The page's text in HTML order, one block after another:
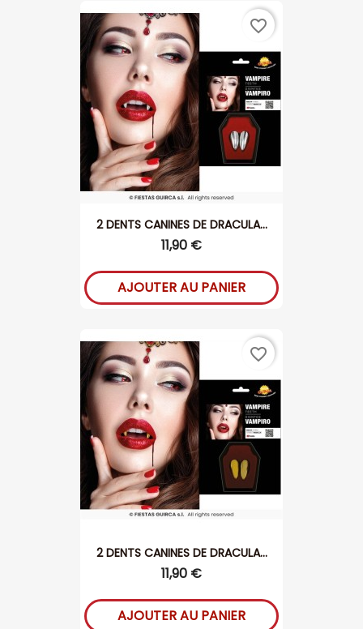
2 DENTS CANINES DE DRACULA...
11,90 €
AJOUTER AU PANIER
favorite_border
2 DENTS CANINES DE DRACULA...
11,90 €
AJOUTER AU PANIER
favorite_border